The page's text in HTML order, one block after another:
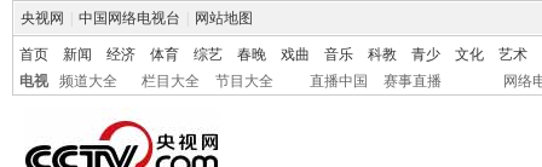
央视网 中国网络电视台 网站地图
首页 新闻 经济 体育 综艺 春晚 戏曲 音乐 科教 青少 文化
艺术
电视
频道大全 栏目大全 节目大全 直播中国 赛事直播 网络